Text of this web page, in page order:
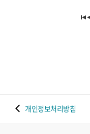
개인정보처리방침